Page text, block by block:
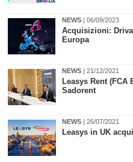
NEWS | 06/09/2023
Acquisizioni:
Europa
NEWS | 21/12/2021
​Leasys Rent
Sadorent
NEWS | 26/07/2021
​Leasys in UK